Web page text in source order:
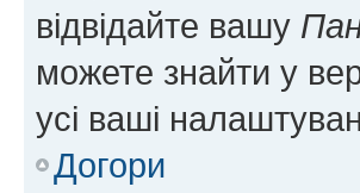
відвідайте вашу
можете знайти у
усі ваші
Догори